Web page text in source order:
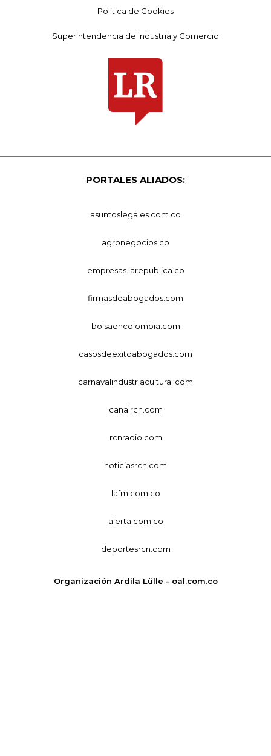
Política de Cookies
Superintendencia de Industria y Comercio
PORTALES ALIADOS:
asuntoslegales.com.co
agronegocios.co
empresas.larepublica.co
firmasdeabogados.com
bolsaencolombia.com
casosdeexitoabogados.com
carnavalindustriacultural.com
canalrcn.com
rcnradio.com
noticiasrcn.com
lafm.com.co
alerta.com.co
deportesrcn.com
Organización Ardila Lülle - oal.com.co